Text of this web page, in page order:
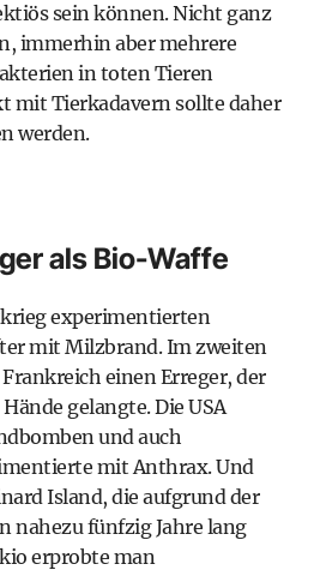
sein können. Nicht ganz
immerhin aber mehrere
in toten Tieren
mit Tierkadavern sollte daher
werden.
als Bio-Waffe
experimentierten
mit Milzbrand. Im zweiten
einen Erreger, der
gelangte. Die USA
und auch
mit Anthrax. Und
Island, die aufgrund der
nahezu fünfzig Jahre lang
erprobte man